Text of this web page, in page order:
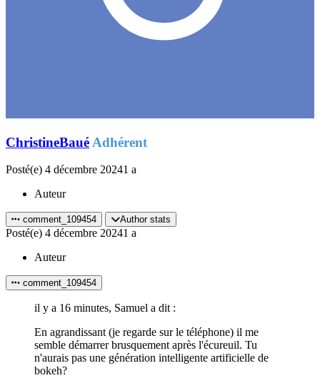
ChristineBaué Adhérent
Posté(e) 4 décembre 20241 a
Auteur
comment_109454 Author stats
Posté(e) 4 décembre 20241 a
Auteur
comment_109454
il y a 16 minutes, Samuel a dit :
En agrandissant (je regarde sur le téléphone) il me
semble démarrer brusquement après l'écureuil. Tu
n'aurais pas une génération intelligente artificielle de
bokeh?